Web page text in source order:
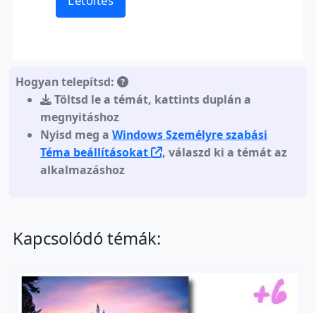
Hogyan telepítsd:
Töltsd le a témát, kattints duplán a
megnyitáshoz
Nyisd meg aWindows Személyre szabási
Téma beállításokat
, válaszd ki a témát az
alkalmazáshoz
Kapcsolódó témák: